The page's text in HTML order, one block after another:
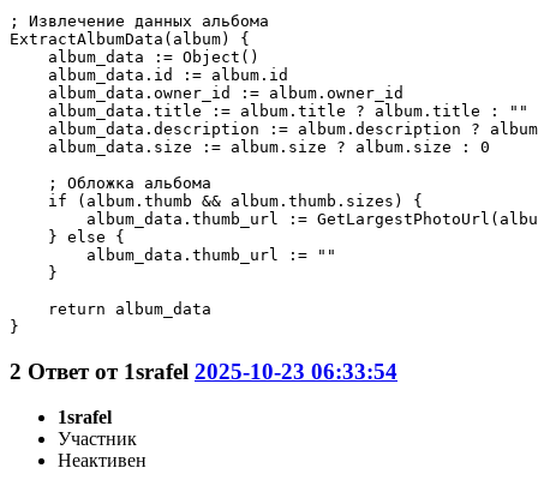
2 Ответ от 1srafel 2025-10-23 06:33:54
1srafel
Участник
Неактивен